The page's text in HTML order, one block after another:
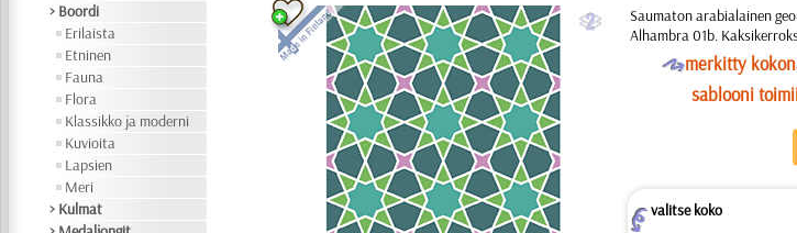
> Boordi
Erilaista
Etninen
Fauna
Flora
Klassikko ja moderni
Kuvioita
Lapsien
Meri
> Kulmat
b
Saumaton arabialainen
Alhambra 01b.
Omerkitty
sablooni
Zvalitse koko